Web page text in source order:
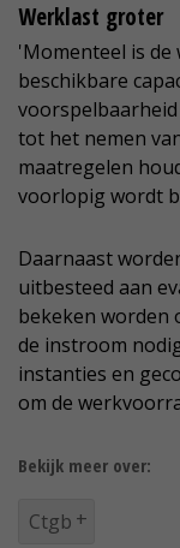
Werklast groter
'Momenteel is
beschikbare
tot het nemen
maatregelen
voorlopig wordt
Daarnaast
uitbesteed aan
bekeken worden
de instroom
instanties en
om de
Bekijk meer over:
Ctgb